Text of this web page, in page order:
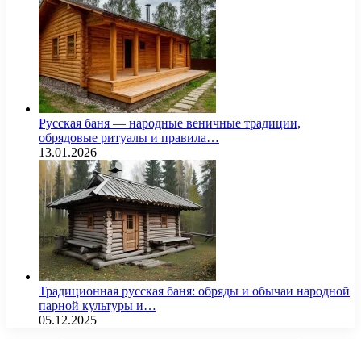
Русская баня — народные веничные традиции,
обрядовые ритуалы и правила…
13.01.2026
Традиционная русская баня: обряды и обычаи народной
парной культуры и…
05.12.2025